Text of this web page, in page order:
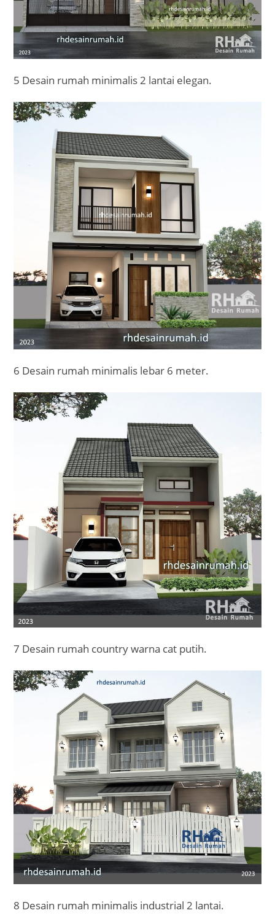
5 Desain rumah minimalis 2 lantai elegan.
6 Desain rumah minimalis lebar 6 meter.
7 Desain rumah country warna cat putih.
8 Desain rumah minimalis industrial 2 lantai.